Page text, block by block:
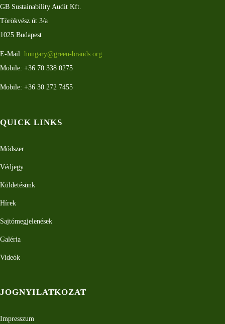
GB Sustainability Audit Kft.
Törökvész út 3/a
1025 Budapest
E-Mail: hungary@green-brands.org
Mobile: +36 70 338 0275
Mobile: +36 30 272 7455
QUICK LINKS
Módszer
Védjegy
Küldetésünk
Hírek
Sajtómegjelenések
Galéria
Videók
JOGNYILATKOZAT
Impresszum